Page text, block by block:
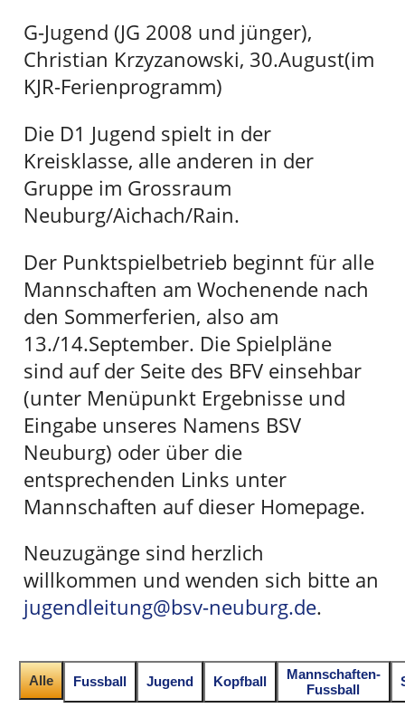
G-Jugend (JG 2008 und jünger),
Christian Krzyzanowski, 30.August(im
KJR-Ferienprogramm)
Die D1 Jugend spielt in der
Kreisklasse, alle anderen in der
Gruppe im Grossraum
Neuburg/Aichach/Rain.
Der Punktspielbetrieb beginnt für alle
Mannschaften am Wochenende nach
den Sommerferien, also am
13./14.September. Die Spielpläne
sind auf der Seite des BFV einsehbar
(unter Menüpunkt Ergebnisse und
Eingabe unseres Namens BSV
Neuburg) oder über die
entsprechenden Links unter
Mannschaften auf dieser Homepage.
Neuzugänge sind herzlich
willkommen und wenden sich bitte an
jugendleitung@bsv-neuburg.de.
Alle Fussball Jugend Kopfball
Mannschaften-
Fussball